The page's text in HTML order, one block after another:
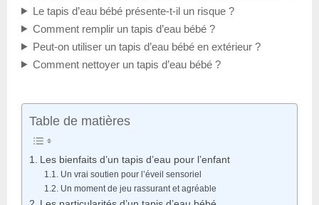
Le tapis d’eau bébé présente-t-il un risque ?
Comment remplir un tapis d’eau bébé ?
Peut-on utiliser un tapis d’eau bébé en extérieur ?
Comment nettoyer un tapis d’eau bébé ?
Table de matières
Les bienfaits d’un tapis d’eau pour l’enfant
Un vrai soutien pour l’éveil sensoriel
Un moment de jeu rassurant et agréable